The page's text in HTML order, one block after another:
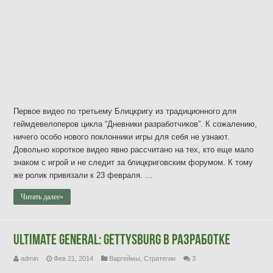
Первое видео по третьему Блицкригу из традиционного для
геймдевелоперов цикла “Дневники разработчиков”. К сожалению,
ничего особо нового поклонники игры для себя не узнают.
Довольно короткое видео явно рассчитано на тех, кто еще мало
знаком с игрой и не следит за блицкриговским форумом. К тому
же ролик привязали к 23 февраля. ...
Читать далее»
Ultimate General: Gettysburg в разработке
admin Фев 21, 2014 Варгеймы,Стратегии 3